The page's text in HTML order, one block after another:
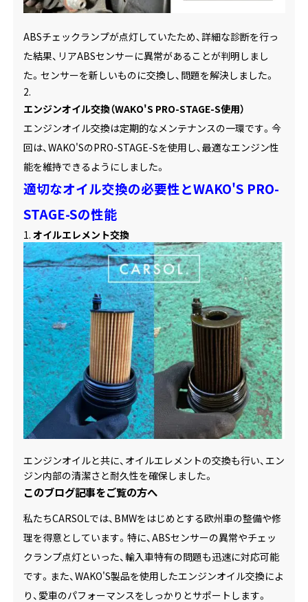
ABSチェックランプが点灯していたため、詳細な診断を行っ
た結果、リアABSセンサーに異常があることが判明しまし
た。センサーを新しいものに交換し、問題を解決しました。
エンジンオイル交換（WAKO'S PRO-STAGE-S使用）
エンジンオイル交換は定期的なメンテナンスの一環です。今
回は、WAKO'SのPRO-STAGE-Sを使用し、最適なエンジン性
能を維持できるようにしました。
適切なオイル交換の必要性とWAKO'S PRO-
STAGE-Sの性能
オイルエレメント交換
エンジンオイルと共に、オイルエレメントの交換も行い、エン
ジン内部の清潔さと耐久性を確保しました。
このブログ記事をご覧の方へ
私たちCARSOLでは、BMWをはじめとする欧州車の整備や修
理を得意としています。特に、ABSセンサーの異常やチェッ
クランプ点灯といった、輸入車特有の問題も迅速に対応可能
です。また、WAKO'S製品を使用したエンジンオイル交換によ
り、愛車のパフォーマンスをしっかりとサポートします。